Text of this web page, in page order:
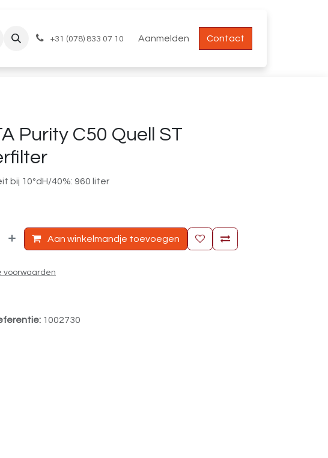
+31 (078) 833 07 10 Aanmelden Contact
Purity C50 Quell ST
bij 10ºdH/40%: 960 liter
Aan winkelmandje toevoegen
voorwaarden
1002730